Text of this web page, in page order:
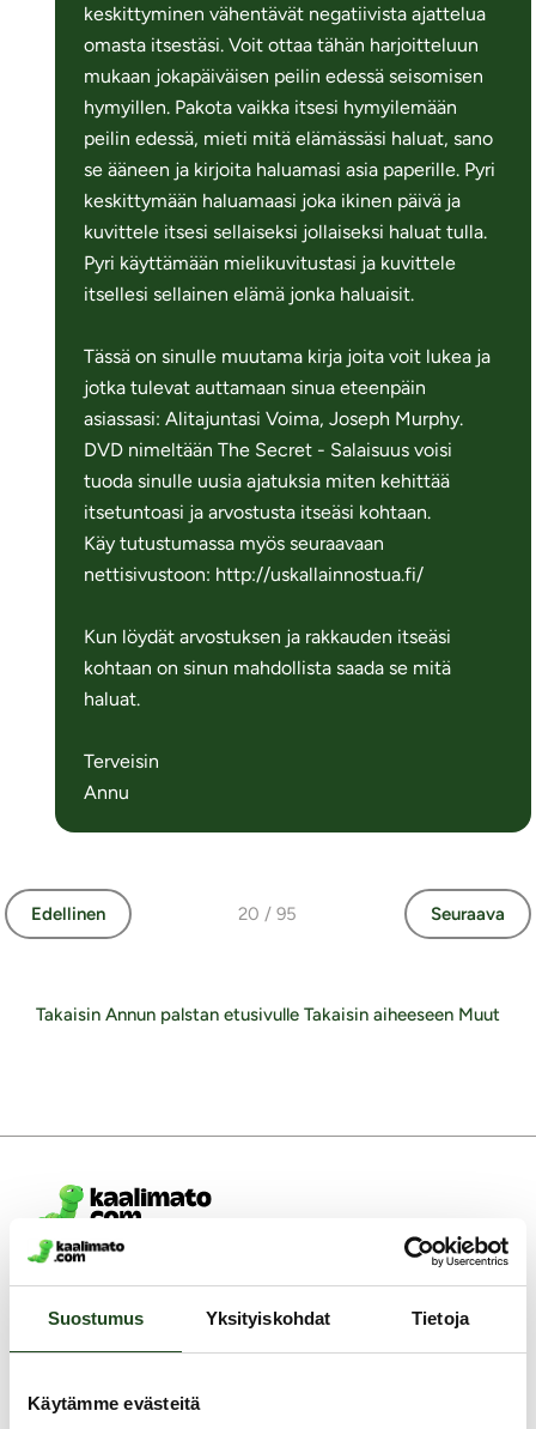
Suostumus Yksityiskohdat Tietoja
Käytämme evästeitä
keskittyminen vähentävät negatiivista ajattelua
omasta itsestäsi. Voit ottaa tähän harjoitteluun
mukaan jokapäiväisen peilin edessä seisomisen
hymyillen. Pakota vaikka itsesi hymyilemään
peilin edessä, mieti mitä elämässäsi haluat, sano
se ääneen ja kirjoita haluamasi asia paperille. Pyri
keskittymään haluamaasi joka ikinen päivä ja
kuvittele itsesi sellaiseksi jollaiseksi haluat tulla.
Pyri käyttämään mielikuvitustasi ja kuvittele
itsellesi sellainen elämä jonka haluaisit.
Tässä on sinulle muutama kirja joita voit lukea ja
jotka tulevat auttamaan sinua eteenpäin
asiassasi: Alitajuntasi Voima, Joseph Murphy.
DVD nimeltään The Secret - Salaisuus voisi
tuoda sinulle uusia ajatuksia miten kehittää
itsetuntoasi ja arvostusta itseäsi kohtaan.
Käy tutustumassa myös seuraavaan
nettisivustoon: http://uskallainnostua.fi/
Kun löydät arvostuksen ja rakkauden itseäsi
kohtaan on sinun mahdollista saada se mitä
haluat.
Terveisin
Annu
Edellinen 20 / 95 Seuraava
Takaisin Annun palstan etusivulle Takaisin aiheeseen Muut
Asiakaspalvelu ark. 8 - 15
0400-380566
info@kaalimato.com
Kaalimato.com